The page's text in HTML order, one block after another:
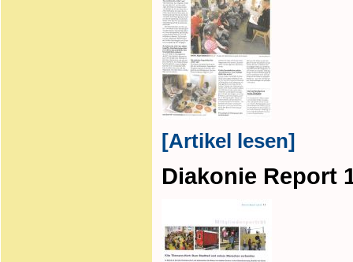
[Artikel lesen]
Diakonie Report